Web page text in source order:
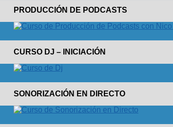
PRODUCCIÓN DE PODCASTS
CURSO DJ – INICIACIÓN
SONORIZACIÓN EN DIRECTO